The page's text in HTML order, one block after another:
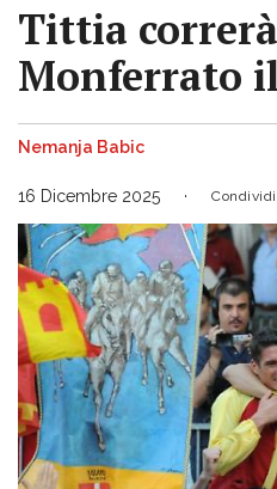
Tittia
Monferrato
Nemanja Babic
16 Dicembre 2025 Condividi